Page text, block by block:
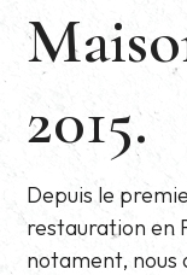
2015.
Depuis le
restauration en
notament, nous